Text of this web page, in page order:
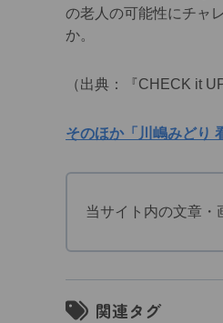
の老人の可能性にチャ
か。
（出典：『CHECK it
そのほか「川嶋みどり
当サイト内の文章・
関連タグ